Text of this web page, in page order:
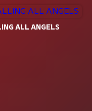
ALL ANGELS